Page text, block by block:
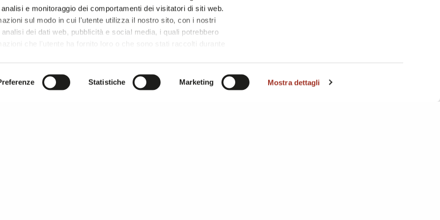
e monitoraggio dei comportamenti dei visitatori di siti web.
sul modo in cui l'utente utilizza il nostro sito, con i nostri
dei dati web, pubblicità e social media, i quali potrebbero
che l'utente ha fornito loro o che sono stati raccolti durante
l'
Informativa Privacy.
Statistiche Marketing Mostra dettagli